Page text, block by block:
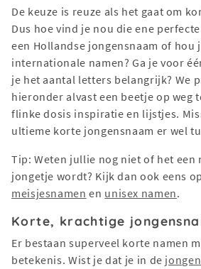
De keuze is reuze als het gaat om
Dus hoe vind je nou die ene
een Hollandse jongensnaam of hou
internationale namen? Ga je voor
je het aantal letters belangrijk? We
hieronder alvast een beetje op weg
flinke dosis inspiratie en lijstjes.
ultieme korte jongensnaam er wel
​​Tip: Weten jullie nog niet of het een
jongetje wordt? Kijk dan ook eens
meisjesnamen en unisex namen.
Korte, krachtige
Er bestaan superveel korte namen
betekenis. Wist je dat je in de